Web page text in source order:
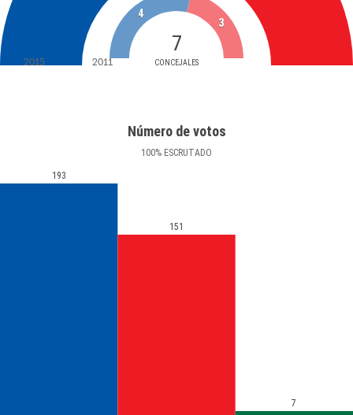
7
CONCEJALES
4
3
2015 2011
Número de votos
100% ESCRUTADO
193
151
7